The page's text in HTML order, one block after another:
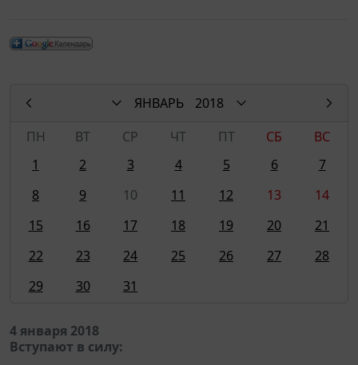
ЯНВАРЬ
2018
ПН
ВТ СР ЧТ ПТ СБ
ВС
1
2 3 4 5 6
7
8
9 10 11 12 13
14
15
16 17 18 19 20
21
22
23 24 25 26 27
28
29
30 31
4 января 2018
Вступают в силу: